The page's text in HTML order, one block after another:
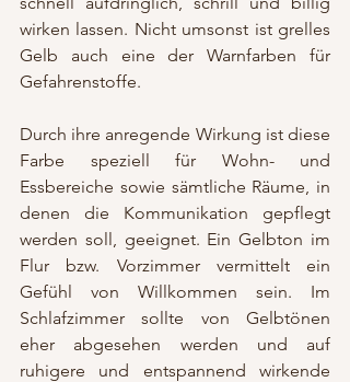
wirken lassen. Nicht umsonst ist grelles
Gelb auch eine der Warnfarben für
Gefahrenstoffe.
Durch ihre anregende Wirkung ist diese
Farbe speziell für Wohn- und
Essbereiche sowie sämtliche Räume, in
denen die Kommunikation gepflegt
werden soll, geeignet. Ein Gelbton im
Flur bzw. Vorzimmer vermittelt ein
Gefühl von Willkommen sein. Im
Schlafzimmer sollte von Gelbtönen
eher abgesehen werden und auf
ruhigere und entspannend wirkende